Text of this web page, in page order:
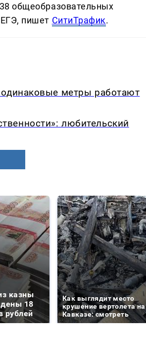
общеобразовательных
пишет СитиТрафик.
метры работают
любительский
казны
18
рублей
Как выглядит место
крушение вертолета на
Кавказе: смотреть